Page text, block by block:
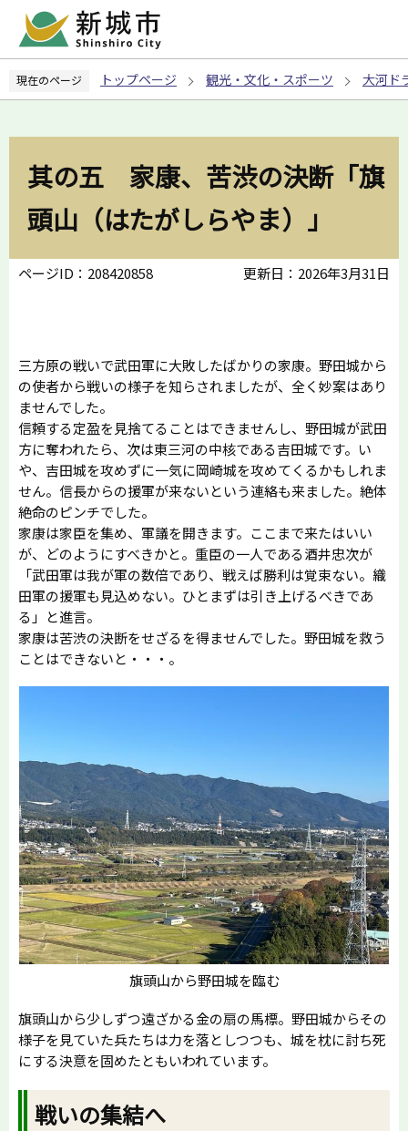
ペ
の
現在のページ トップページ 観光・文化・スポーツ 大河ド
其の五 家康、苦渋の決断「旗
頭山（はたがしらやま）」
ページID：208420858 更新日：2026年3月31日
三方原の戦いで武田軍に大敗したばかりの家康。野田城から
の使者から戦いの様子を知らされましたが、全く妙案はあり
ませんでした。
信頼する定盈を見捨てることはできませんし、野田城が武田
方に奪われたら、次は東三河の中核である吉田城です。い
や、吉田城を攻めずに一気に岡崎城を攻めてくるかもしれま
せん。信長からの援軍が来ないという連絡も来ました。絶体
絶命のピンチでした。
家康は家臣を集め、軍議を開きます。ここまで来たはいい
が、どのようにすべきかと。重臣の一人である酒井忠次が
「武田軍は我が軍の数倍であり、戦えば勝利は覚束ない。織
田軍の援軍も見込めない。ひとまずは引き上げるべきであ
る」と進言。
家康は苦渋の決断をせざるを得ませんでした。野田城を救う
ことはできないと・・・。
旗頭山から野田城を臨む
旗頭山から少しずつ遠ざかる金の扇の馬標。野田城からその
様子を見ていた兵たちは力を落としつつも、城を枕に討ち死
にする決意を固めたともいわれています。
戦いの集結へ